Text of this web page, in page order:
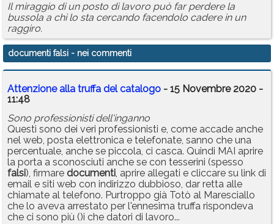
Il miraggio di un posto di lavoro può far perdere la
bussola a chi lo sta cercando facendolo cadere in un
raggiro.
documenti falsi - nei commenti
Attenzione alla truffa del catalogo - 15 Novembre 2020 -
11:48
Sono professionisti dell'inganno
Questi sono dei veri professionisti e, come accade anche
nel web, posta elettronica e telefonate, sanno che una
percentuale, anche se piccola, ci casca. Quindi MAI aprire
la porta a sconosciuti anche se con tesserini (spesso
falsi), firmare documenti, aprire allegati e cliccare su link di
email e siti web con indirizzo dubbioso, dar retta alle
chiamate al telefono. Purtroppo già Totò al Maresciallo
che lo aveva arrestato per l'ennesima truffa rispondeva
che ci sono più ()i che datori di lavoro...